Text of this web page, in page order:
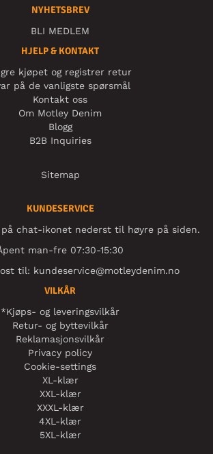
NYHETSBREV
BLI MEDLEM
HJELP & KONTAKT
kjøpet og registrer retur
på de vanligste spørsmål
Kontakt oss
Om Motley Denim
Blogg
B2B Inquiries
Sitemap
KUNDESERVICE
chat-ikonet nederst til høyre på siden.
man-fre 07:30-15:30
til: kundeservice@motleydenim.no
VILKÅR
*Kjøps- og leveringsvilkår
Retur- og byttevilkår
Reklamasjonsvilkår
Privacy policy
Cookie-settings
XL-klær
XXL-klær
XXXL-klær
4XL-klær
5XL-klær